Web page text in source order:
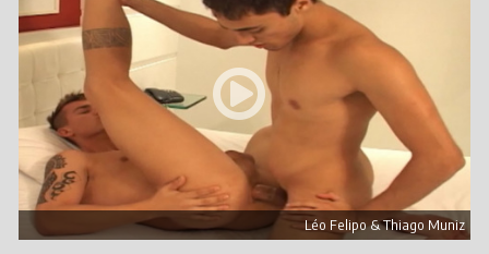
Léo Felipo & Thiago Muniz